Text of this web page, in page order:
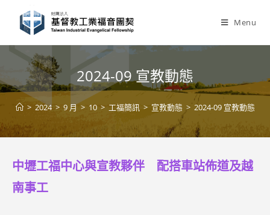
content
Menu
2024-09 宣教動態
> 2024 > 9 月 > 10 > 工福簡訊 > 宣教動態 > 2024-09 宣教動態
中壢工福中心與宣教夥伴 配搭車站佈道及越
南事工